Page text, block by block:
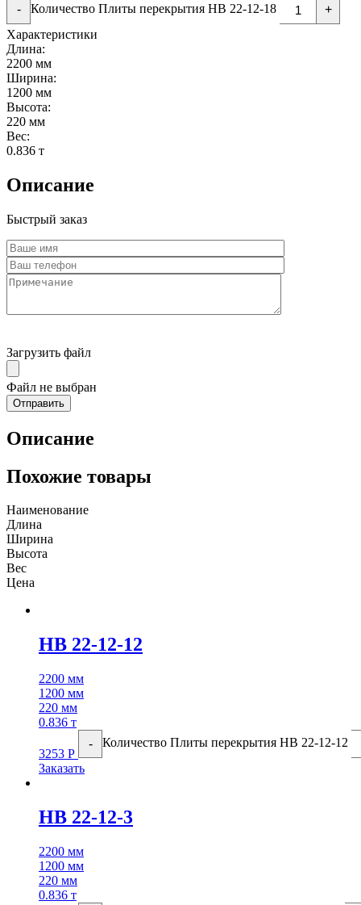
-
Количество Плиты перекрытия НВ 22-12-18
+
Характеристики
Длина:
2200 мм
Ширина:
1200 мм
Высота:
220 мм
Вес:
0.836 т
Описание
Быстрый заказ
Загрузить файл
Файл не выбран
Описание
Похожие товары
Наименование
Длина
Ширина
Высота
Вес
Цена
НВ 22-12-12
2200 мм
1200 мм
220 мм
0.836 т
3253 Р
-
Количество Плиты перекрытия НВ 22-12-12
Заказать
НВ 22-12-3
2200 мм
1200 мм
220 мм
0.836 т